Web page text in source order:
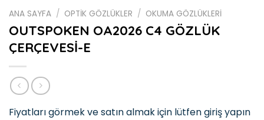
ANA SAYFA / OPTİK GÖZLÜKLER / OKUMA GÖZLÜKLERİ
OUTSPOKEN OA2026 C4 GÖZLÜK
ÇERÇEVESİ-E
Fiyatları görmek ve satın almak için lütfen giriş yapın